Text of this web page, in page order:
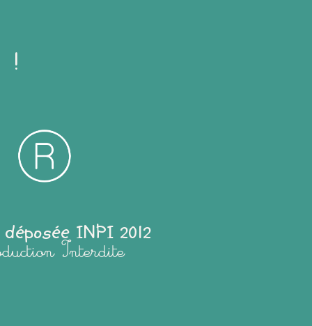
!
INPI 2012
Interdite